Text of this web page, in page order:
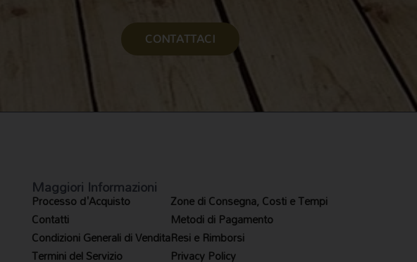
CONTATTACI
Maggiori Informazioni
Processo d'Acquisto
Contatti
Condizioni Generali di Vendita
Termini del Servizio
Zone di Consegna, Costi e Tempi
Metodi di Pagamento
Resi e Rimborsi
Privacy Policy